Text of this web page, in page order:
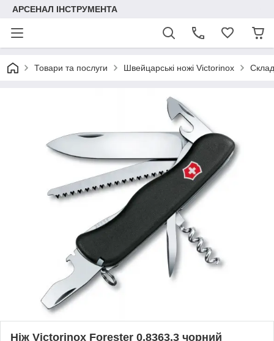
АРСЕНАЛ ІНСТРУМЕНТА
Товари та послуги Швейцарські ножі Victorinox
Ніж Victorinox Forester 0.8363.3 чорний